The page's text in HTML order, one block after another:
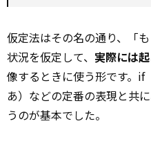
仮定法はその名の通り、「
状況を仮定して、 実際には
像するときに使う形です。
あ）などの定番の表現と共
うのが基本でした。